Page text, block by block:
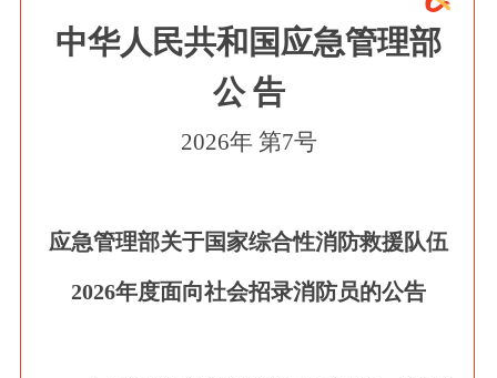
中华人民共和国应急管理部
公 告
2026年 第7号
应急管理部关于国家综合性消防救援队伍
2026年度面向社会招录消防员的公告